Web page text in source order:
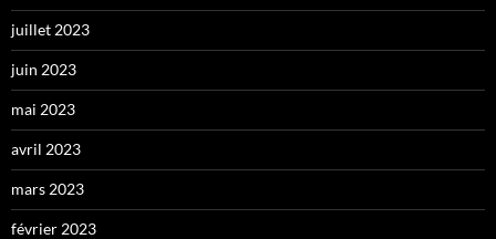
juillet 2023
juin 2023
mai 2023
avril 2023
mars 2023
février 2023